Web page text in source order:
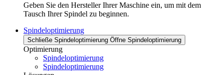
Geben Sie den Hersteller Ihrer Maschine ein, um mit dem
Tausch Ihrer Spindel zu beginnen.
Spindeloptimierung
Schließe Spindeloptimierung Öffne Spindeloptimierung
Optimierung
Spindeloptimierung
Spindeloptimierung